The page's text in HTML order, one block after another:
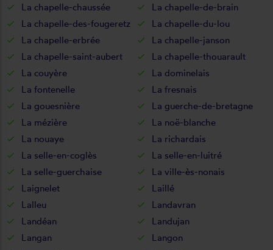
La chapelle-chaussée
La chapelle-de-brain
La chapelle-des-fougeretz
La chapelle-du-lou
La chapelle-erbrée
La chapelle-janson
La chapelle-saint-aubert
La chapelle-thouarault
La couyère
La dominelais
La fontenelle
La fresnais
La gouesnière
La guerche-de-bretagne
La mézière
La noë-blanche
La nouaye
La richardais
La selle-en-coglès
La selle-en-luitré
La selle-guerchaise
La ville-ès-nonais
Laignelet
Laillé
Lalleu
Landavran
Landéan
Landujan
Langan
Langon